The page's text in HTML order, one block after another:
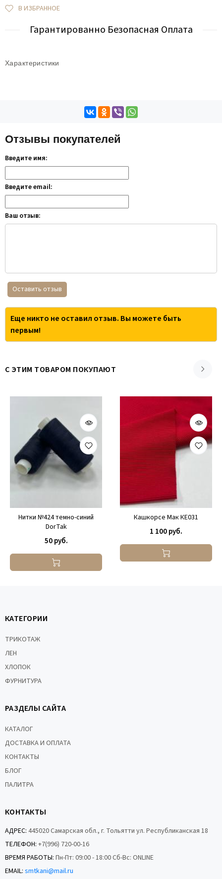
В ИЗБРАННОЕ
Гарантированно Безопасная Оплата
Характеристики
Отзывы покупателей
Введите имя:
Введите email:
Ваш отзыв:
Оставить отзыв
Еще никто не оставил отзыв. Вы можете быть
первым!
С ЭТИМ ТОВАРОМ ПОКУПАЮТ
Нитки №424 темно-синий
DorTak
50 руб.
Кашкорсе Мак КЕ031
1 100 руб.
КАТЕГОРИИ
ТРИКОТАЖ
ЛЕН
ХЛОПОК
ФУРНИТУРА
РАЗДЕЛЫ САЙТА
КАТАЛОГ
ДОСТАВКА И ОПЛАТА
КОНТАКТЫ
БЛОГ
ПАЛИТРА
КОНТАКТЫ
АДРЕС: 445020 Самарская обл., г. Тольятти ул. Республиканская 18
ТЕЛЕФОН: +7(996) 720-00-16
ВРЕМЯ РАБОТЫ: Пн-Пт: 09:00 - 18:00 Сб-Вс: ONLINE
EMAIL: smtkani@mail.ru